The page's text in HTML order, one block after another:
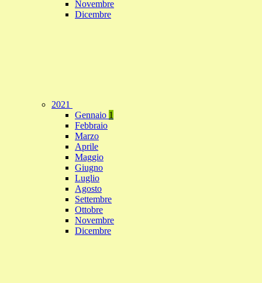
Novembre
Dicembre
2021
Gennaio 1
Febbraio
Marzo
Aprile
Maggio
Giugno
Luglio
Agosto
Settembre
Ottobre
Novembre
Dicembre